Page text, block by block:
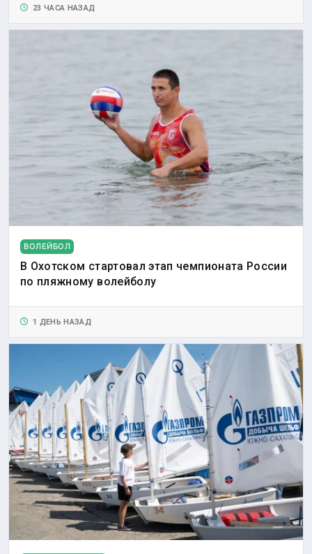
23 ЧАСА НАЗАД
ВОЛЕЙБОЛ
В Охотском стартовал этап чемпионата России
по пляжному волейболу
1 ДЕНЬ НАЗАД